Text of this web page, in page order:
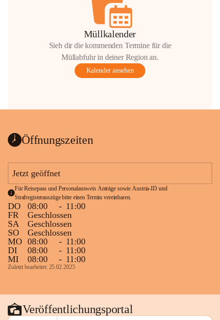
Müllkalender
Sieh dir die kommenden Termine für die
Müllabfuhr in deiner Region an.
Kalender ansehen
Öffnungszeiten
Jetzt geöffnet
Für Reisepass und Personalausweis Anträge sowie Austria-ID und
Strafregisterauszüge bitte einen Termin vereinbaren.
DO 08:00 - 11:00
FR
Geschlossen
SA
Geschlossen
SO
Geschlossen
MO 08:00 - 11:00
DI
08:00 - 11:00
MI
08:00 - 11:00
Zuletzt bearbeitet: 25.02.2025
Veröffentlichungsportal